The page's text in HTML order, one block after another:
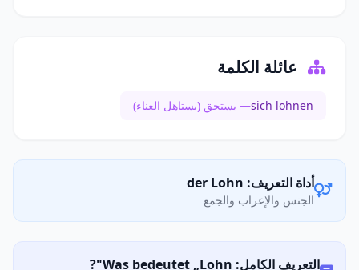
عائلة الكلمة
sich lohnen— يستحق (يستاهل العناء)
أداة التعريف: der Lohn
الجنس والإعراب والجمع
التعريف الكامل: Was bedeutet „Lohn"?